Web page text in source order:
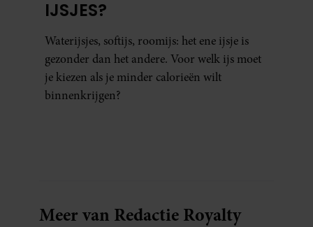
IJSJES?
Waterijsjes, softijs, roomijs: het ene ijsje is
gezonder dan het andere. Voor welk ijs moet
je kiezen als je minder calorieën wilt
binnenkrijgen?
Meer van Redactie Royalty